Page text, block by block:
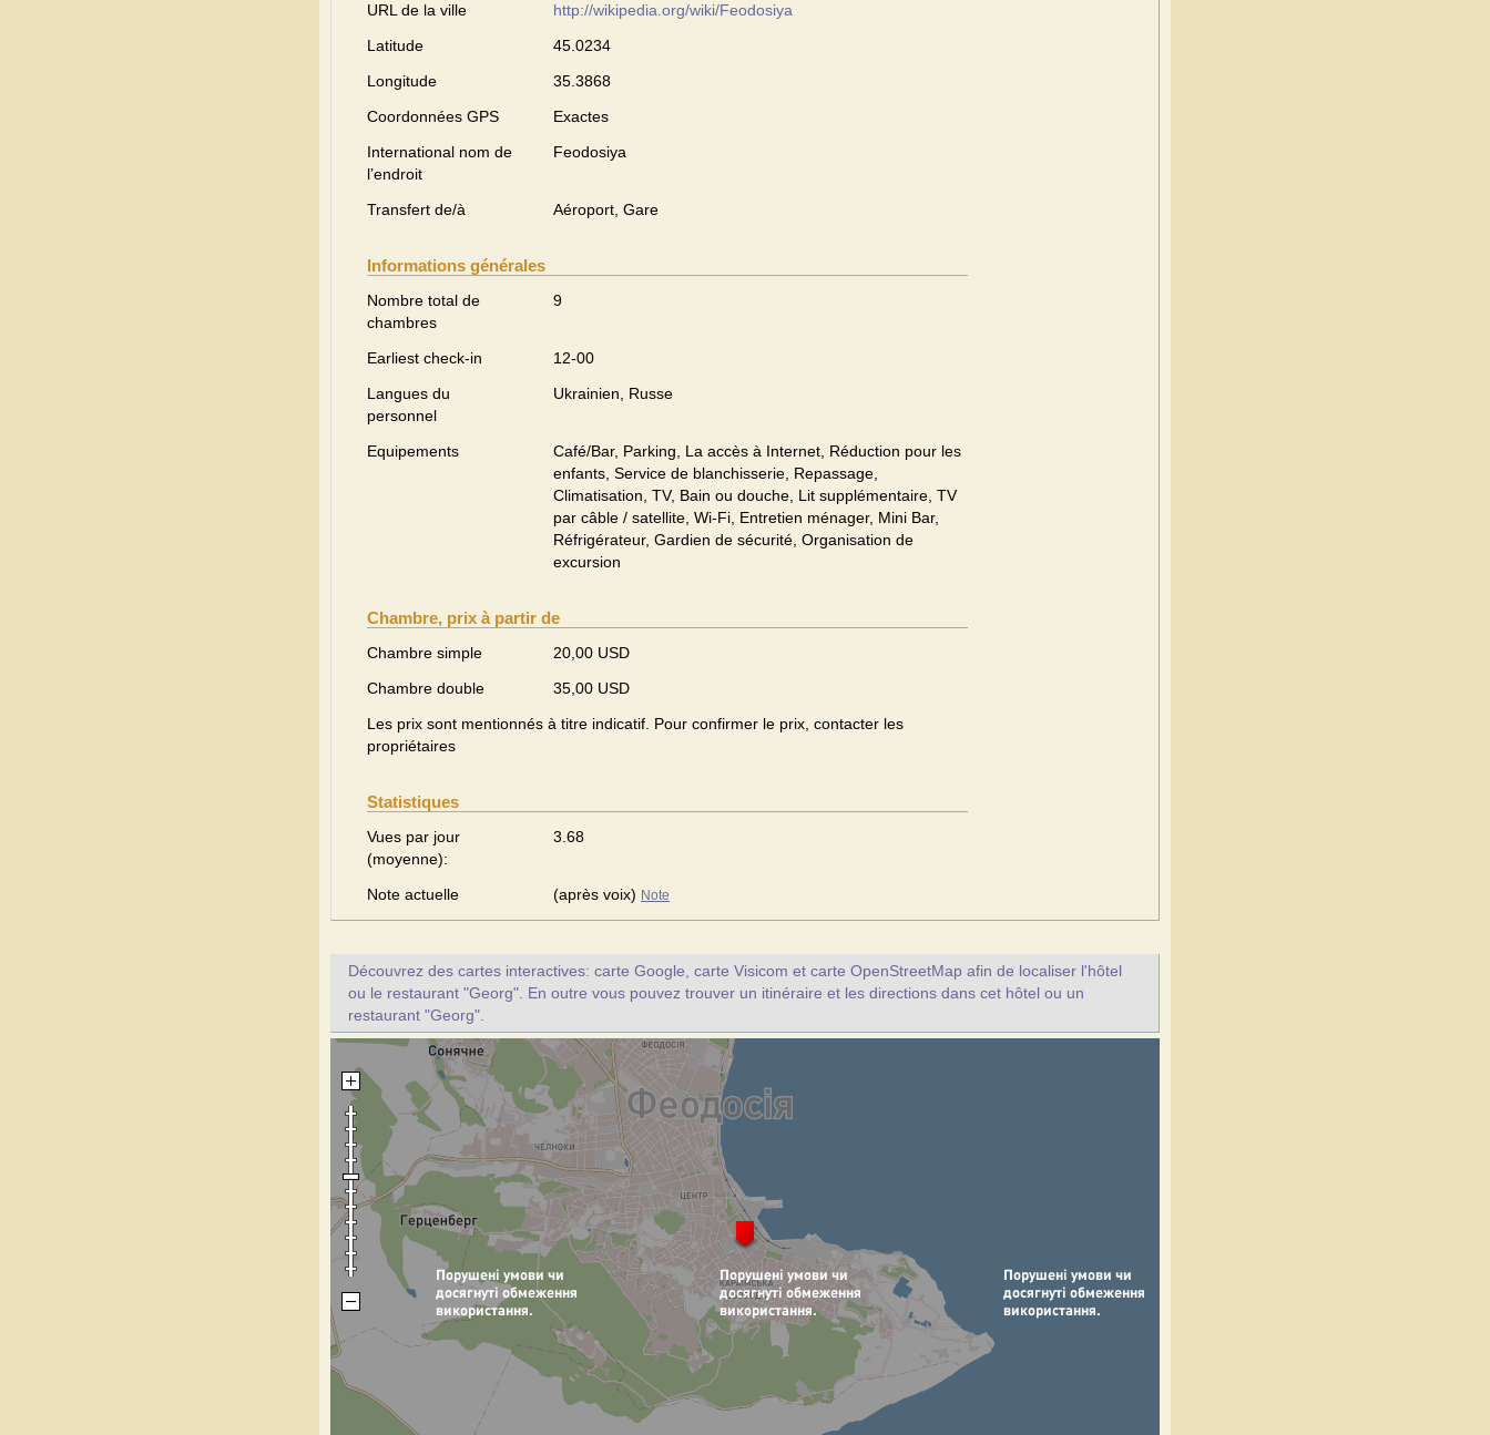
URL de la ville
http://wikipedia.org/wiki/Feodosiya
Latitude
45.0234
Longitude
35.3868
Coordonnées GPS
Exactes
International nom de
l’endroit
Feodosiya
Transfert de/à Aéroport, Gare
Informations générales
Nombre total de
chambres
9
Earliest check-in
12-00
Langues du
personnel
Ukrainien, Russe
Equipements
Café/Bar, Parking, La accès à Internet, Réduction pour les
enfants, Service de blanchisserie, Repassage,
Climatisation, TV, Bain ou douche, Lit supplémentaire, TV
par câble / satellite, Wi-Fi, Entretien ménager, Mini Bar,
Réfrigérateur, Gardien de sécurité, Organisation de
excursion
Chambre, prix à partir de
Chambre simple
20,00 USD
Chambre double
35,00 USD
Les prix sont mentionnés à titre indicatif. Pour confirmer le prix, contacter les
propriétaires
Statistiques
Vues par jour
(moyenne):
3.68
Note actuelle (après voix) Note
Découvrez des cartes interactives: carte Google, carte Visicom et carte OpenStreetMap afin de localiser l'hôtel
ou le restaurant "Georg". En outre vous pouvez trouver un itinéraire et les directions dans cet hôtel ou un
restaurant "Georg".